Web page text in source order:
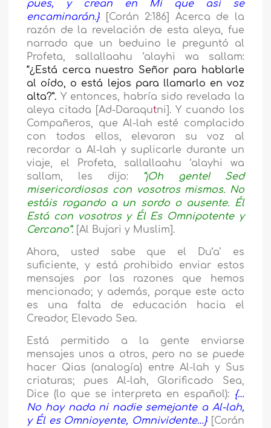
pues, y crean en Mí que así se
encaminarán.}[Corán 2:186] Acerca de la
razón de la revelación de esta aleya, fue
narrado que un beduino le preguntó al
Profeta, sallallaahu ‘alayhi wa sallam:
“¿Está cerca nuestro Señor para hablarle
al oído, o está lejos para llamarlo en voz
alta?”. Y entonces, habría sido revelada la
aleya citada [Ad-Daraqutni]. Y cuando los
Compañeros, que Al-lah esté complacido
con todos ellos, elevaron su voz al
recordar a Al-lah y suplicarle durante un
viaje, el Profeta, sallallaahu ‘alayhi wa
sallam, les dijo: “¡Oh gente! Sed
misericordiosos con vosotros mismos. No
estáis rogando a un sordo o ausente. Él
Está con vosotros y Él Es Omnipotente y
Cercano”. [Al Bujari y Muslim].
Ahora, usted sabe que el Du‘a’ es
suficiente, y está prohibido enviar estos
mensajes por las razones que hemos
mencionado; y además, porque este acto
es una falta de educación hacia el
Creador, Elevado Sea.
Está permitido a la gente enviarse
mensajes unos a otros, pero no se puede
hacer Qias (analogía) entre Al-lah y Sus
criaturas; pues Al-lah, Glorificado Sea,
Dice (lo que se interpreta en español): {…
No hay nada ni nadie semejante a Al-lah,
y Él es Omnioyente, Omnividente…}[Corán